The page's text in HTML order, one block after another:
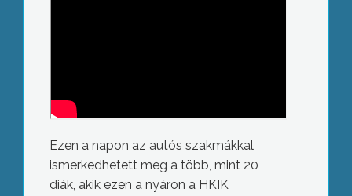
Ezen a napon az autós szakmákkal
ismerkedhetett meg a több, mint 20
diák, akik ezen a nyáron a HKIK